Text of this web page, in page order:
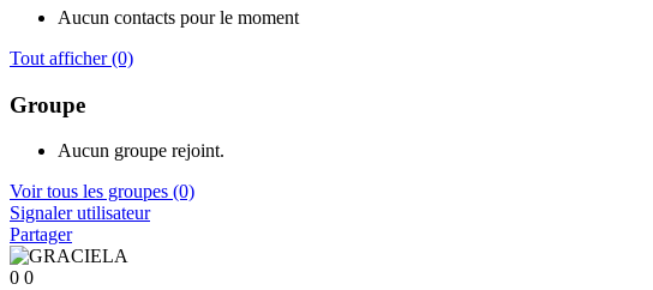
Aucun contacts pour le moment
Tout afficher (0)
Groupe
Aucun groupe rejoint.
Voir tous les groupes (0)
Signaler utilisateur
Partager
0 0